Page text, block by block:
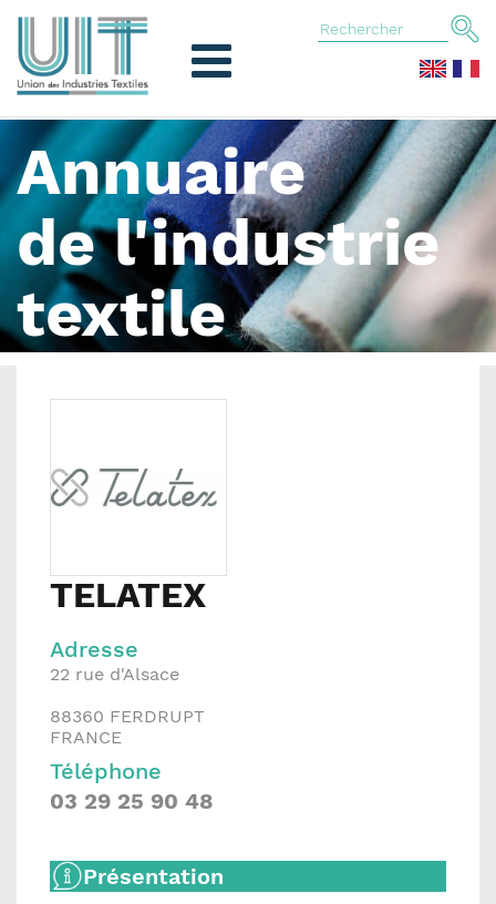
Annuaire
de l'industrie
textile
TELATEX
Adresse
22 rue d'Alsace
88360 FERDRUPT
FRANCE
Téléphone
03 29 25 90 48
Présentation